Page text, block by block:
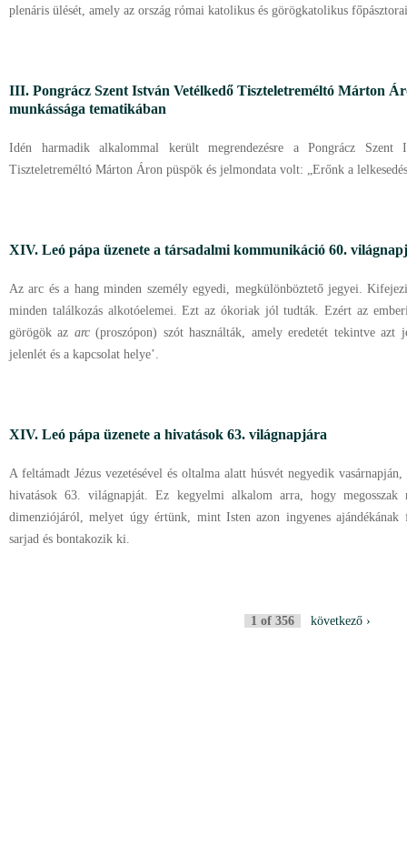
plenáris ülését, amely az ország római katolikus és görögkatolikus
III. Pongrácz Szent István Vetélkedő Tiszteletreméltó Márton
munkássága tematikában
Idén harmadik alkalommal került megrendezésre a Pongrácz Szent
Tiszteletreméltó Márton Áron püspök és jelmondata volt: „Erőnk a
XIV. Leó pápa üzenete a társadalmi kommunikáció 60.
Az arc és a hang minden személy egyedi, megkülönböztető jegyei.
minden találkozás alkotóelemei. Ezt az ókoriak jól tudták. Ezért az
görögök az arc(proszópon) szót használták, amely eredetét tekintve azt
jelenlét és a kapcsolat helye’.
XIV. Leó pápa üzenete a hivatások 63. világnapjára
A feltámadt Jézus vezetésével és oltalma alatt húsvét negyedik
hivatások 63. világnapját. Ez kegyelmi alkalom arra, hogy megosszak
dimenziójáról, melyet úgy értünk, mint Isten azon ingyenes ajándékának
sarjad és bontakozik ki.
1 of 356 következő ›